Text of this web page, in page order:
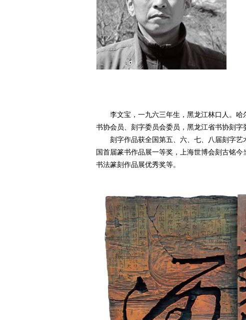
李文宝，一九六三年生，黑龙江林口人。哈
书协会员、刻字委员会委员，黑龙江省书协刻字
刻字作品获全国第五、六、七、八届刻字艺
国首届篆书作品展一等奖，上海世博会刻古铭
书法篆刻作品展优秀奖等。